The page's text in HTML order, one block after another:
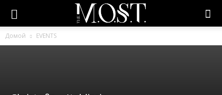
Домой EVENTS